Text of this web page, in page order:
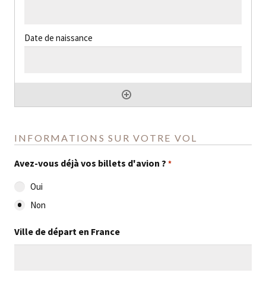
INFORMATIONS SUR VOTRE VOL
Avez-vous déjà vos billets d'avion ? *
Oui
Non
Ville de départ en France